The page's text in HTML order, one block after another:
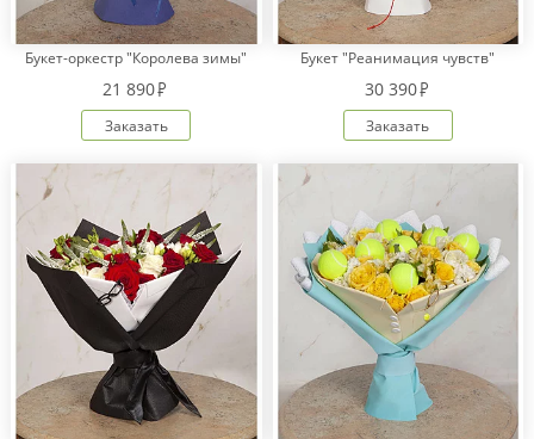
Условия
Бонусная
программа
Корпоративным
клиентам
Обратная
компании
Букет-оркестр "Королева зимы"
21 890
Заказать
Букет "Реанимация чувств"
30 390
Заказать